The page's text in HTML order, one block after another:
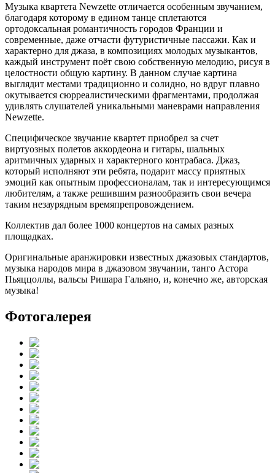
Музыка квартета Newzette отличается особенным звучанием,
благодаря которому в едином танце сплетаются
ортодоксальная романтичность городов Франции и
современные, даже отчасти футуристичные пассажи. Как и
характерно для джаза, в композициях молодых музыкантов,
каждый инструмент поёт свою собственную мелодию, рисуя в
целостности общую картину. В данном случае картина
выглядит местами традиционно и солидно, но вдруг плавно
окутывается сюрреалистическими фрагментами, продолжая
удивлять слушателей уникальными маневрами направления
Newzette.
Специфическое звучание квартет приобрел за счет
виртуозных полетов аккордеона и гитары, шальных
аритмичных ударных и характерного контрабаса. Джаз,
который исполняют эти ребята, подарит массу приятных
эмоций как опытным профессионалам, так и интересующимся
любителям, а также решившим разнообразить свои вечера
таким незаурядным времяпрепровождением.
Коллектив дал более 1000 концертов на самых разных
площадках.
Оригинальные аранжировки известных джазовых стандартов,
музыка народов мира в джазовом звучании, танго Астора
Пьяццоллы, вальсы Ришара Гальяно, и, конечно же, авторская
музыка!
Фотогалерея